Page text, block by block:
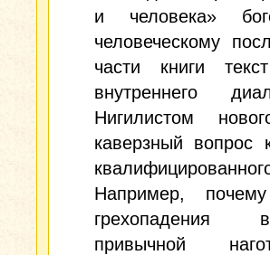
и человека»
человеческому
части книги
внутреннего
Нигилистом
каверзный вопрос
Например,
грехопадения
привычной